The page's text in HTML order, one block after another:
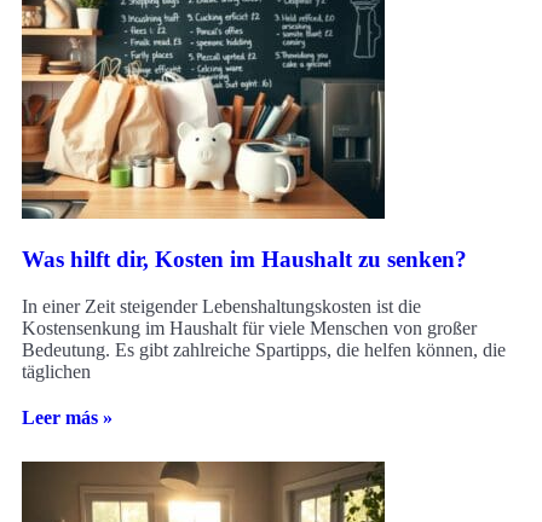
Was hilft dir, Kosten im Haushalt zu senken?
In einer Zeit steigender Lebenshaltungskosten ist die
Kostensenkung im Haushalt für viele Menschen von großer
Bedeutung. Es gibt zahlreiche Spartipps, die helfen können, die
täglichen
Leer más »